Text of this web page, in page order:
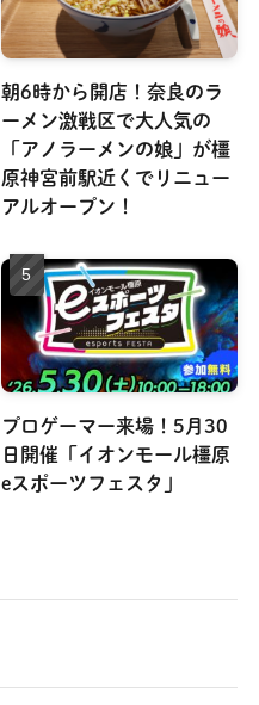
朝6時から開店！奈良のラ
ーメン激戦区で大人気の
「アノラーメンの娘」が橿
原神宮前駅近くでリニュー
アルオープン！
プロゲーマー来場！5月30
日開催「イオンモール橿原
eスポーツフェスタ」